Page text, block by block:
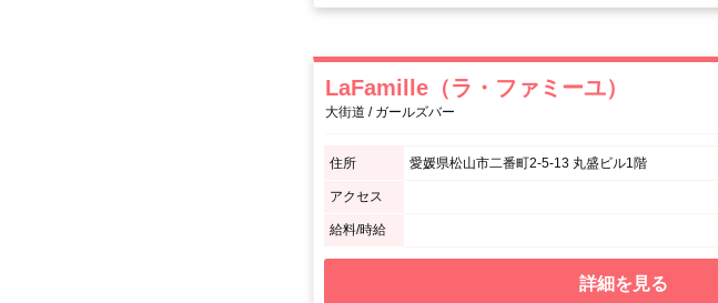
LaFamille（ラ・ファミーユ）
大街道 / ガールズバー
住所 愛媛県松山市二番町2-5-13 丸盛ビル1階
アクセス
給料/時給
詳細を見る